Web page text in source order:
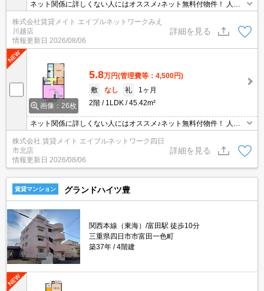
ネット関係に詳しくない人にはオススメ♪ネット無料付物件！ 人気
の角部屋！ お隣さまが少ないので気になる生活音が軽減されます◎
株式会社賃貸メイト エイブルネットワークみえ
川越店
情報更新日 2026/08/06
詳細を見る
画像：26枚
5.8万円(管理費等：4,500円)
敷
なし 礼
1ヶ月
2階
1LDK 45.42m²
ネット関係に詳しくない人にはオススメ♪ネット無料付物件！ 人気
の角部屋！ お隣さまが少ないので気になる生活音が軽減されます◎
株式会社 賃貸メイト エイブルネットワーク四日
市北店
情報更新日 2026/08/06
詳細を見る
賃貸マンション グランドハイツ豊
関西本線（東海）/富田駅 徒歩10分
三重県四日市市富田一色町
築37年
4階建